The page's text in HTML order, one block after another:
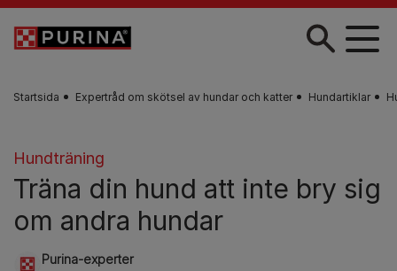
Skip to main content
Startsida Expertråd om skötsel av hundar och katter Hundartiklar
Hundträning
Träna din hund att inte bry sig
om andra hundar
Purina-experter